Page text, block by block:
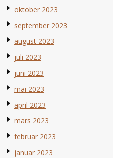
oktober 2023
september 2023
august 2023
juli 2023
juni 2023
mai 2023
april 2023
mars 2023
februar 2023
januar 2023